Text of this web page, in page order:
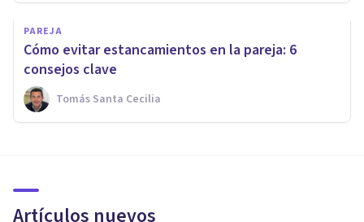
PAREJA
Cómo evitar estancamientos en la pareja: 6
consejos clave
Tomás Santa Cecilia
Artículos nuevos